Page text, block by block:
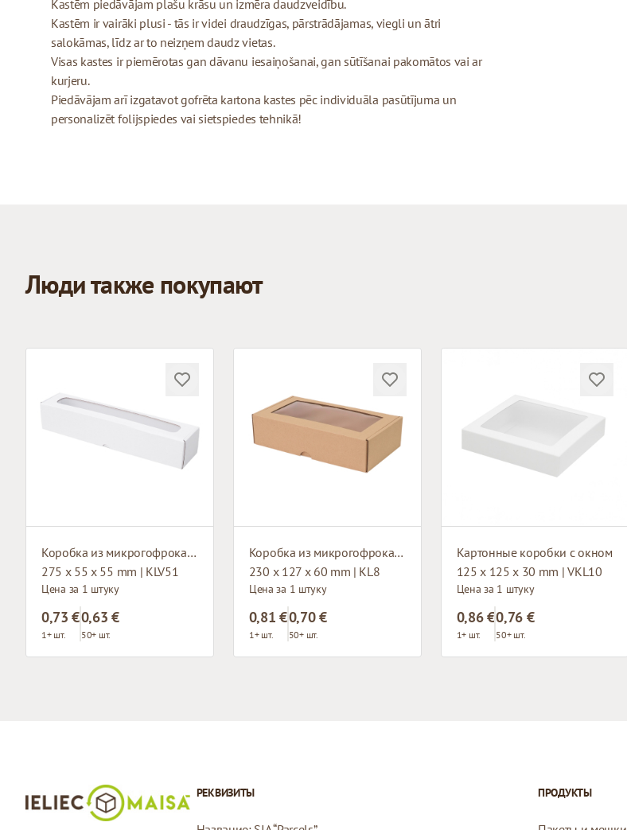
Kastēm piedāvājam plašu krāsu un izmēra daudzveidību.
Kastēm ir vairāki plusi - tās ir videi draudzīgas, pārstrādājamas, viegli un ātri
salokāmas, līdz ar to neizņem daudz vietas.
Visas kastes ir piemērotas gan dāvanu iesaiņošanai, gan sūtīšanai pakomātos vai ar
kurjeru.
Piedāvājam arī izgatavot gofrēta kartona kastes pēc individuāla pasūtījuma un
personalizēt folijspiedes vai sietspiedes tehnikā!
Люди также покупают
Коробка из микрогофрокартона с окном
275 x 55 x 55 mm | KLV51
Цена за 1 штуку
0,73 €
1+ шт.
0,63 €
50+ шт.
Коробка из микрогофрокартона с окном
230 x 127 x 60 mm | KL8
Цена за 1 штуку
0,81 €
1+ шт.
0,70 €
50+ шт.
Картонные коробки с окном
125 x 125 x 30 mm | VKL10
Цена за 1 штуку
0,86 €
1+ шт.
0,76 €
50+ шт.
РЕКВИЗИТЫ ПРОДУКТЫ